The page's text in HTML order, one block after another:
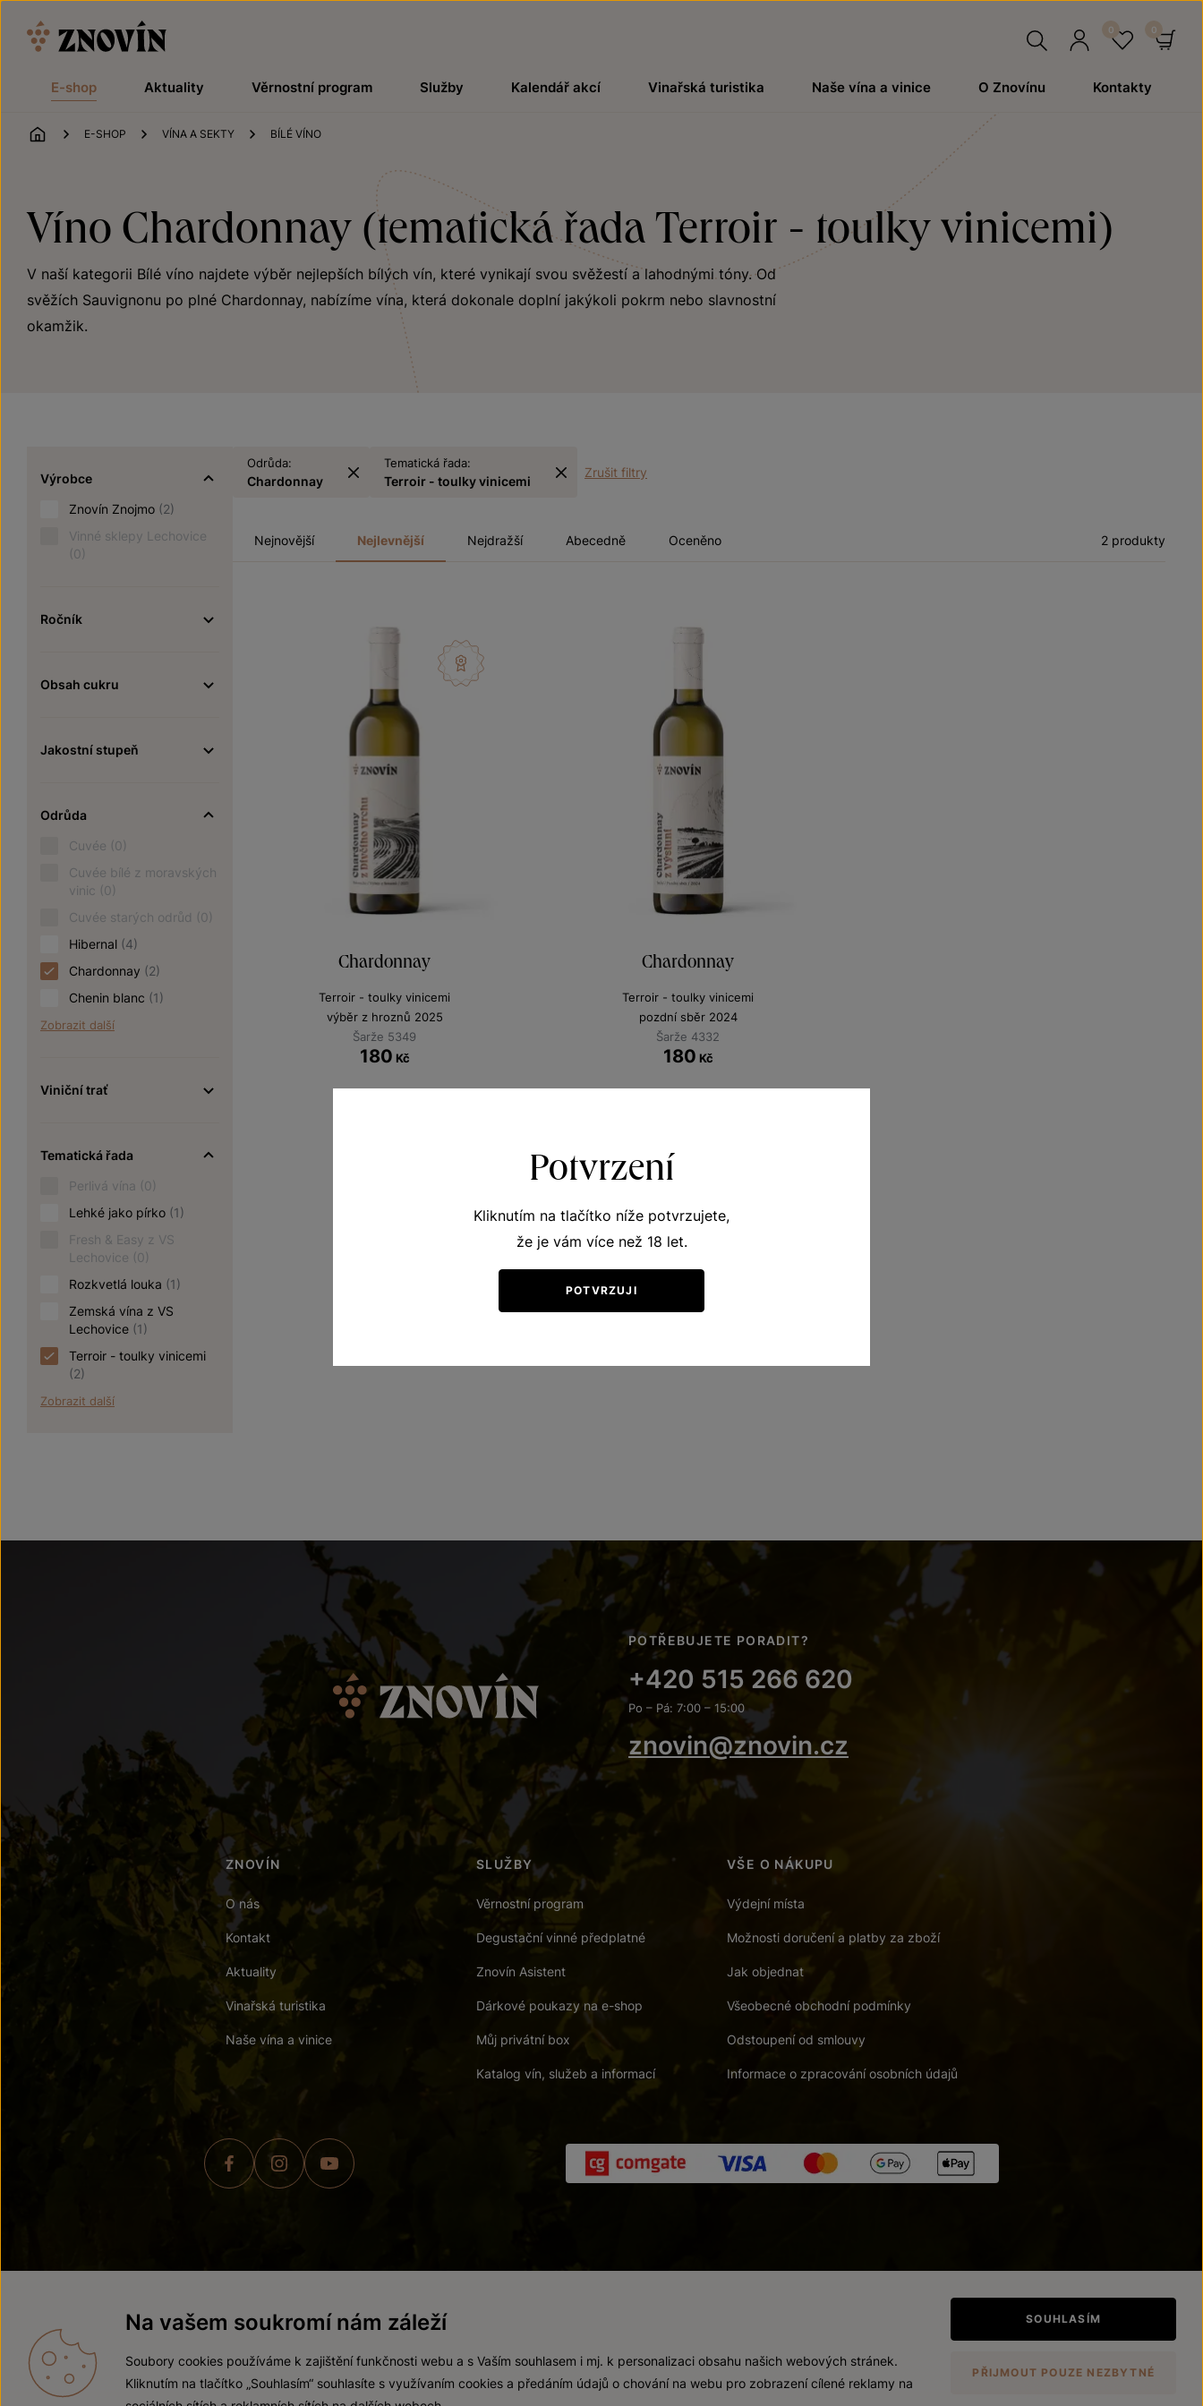
E-shop Aktuality Věrnostní program Služby Kalendář akcí Vinařská turistika Naše vína a vinice O Znovínu Kontakty
ÚVOD
E-SHOP VÍNA A SEKTY BÍLÉ VÍNO
Víno Chardonnay (tematická řada Terroir - toulky vinicemi)
V naší kategorii Bílé víno najdete výběr nejlepších bílých vín, které vynikají svou svěžestí a lahodnými tóny. Od
svěžích Sauvignonu po plné Chardonnay, nabízíme vína, která dokonale doplní jakýkoli pokrm nebo slavnostní
okamžik.
Výrobce
Znovín Znojmo (2)
Vinné sklepy Lechovice
(0)
Ročník
Obsah cukru
Jakostní stupeň
Odrůda
Cuvée (0)
Cuvée bílé z moravských
vinic (0)
Cuvée starých odrůd (0)
Hibernal (4)
Chardonnay (2)
Chenin blanc (1)
Zobrazit další
Viniční trať
Tematická řada
Perlivá vína (0)
Lehké jako pírko (1)
Fresh & Easy z VS
Lechovice (0)
Rozkvetlá louka (1)
Zemská vína z VS
Lechovice (1)
Terroir - toulky vinicemi
(2)
Zobrazit další
Odrůda:
Chardonnay
Tematická řada:
Terroir - toulky vinicemi
Zrušit filtry
Nejnovější Nejlevnější Nejdražší Abecedně Oceněno 2 produkty
Chardonnay
Terroir - toulky vinicemi
výběr z hroznů 2025
Šarže 5349
180 Kč
Chardonnay
Terroir - toulky vinicemi
pozdní sběr 2024
Šarže 4332
180 Kč
POTŘEBUJETE PORADIT?
+420 515 266 620
Po – Pá: 7:00 – 15:00
znovin@znovin.cz
ZNOVÍN
O nás
Kontakt
Aktuality
Vinařská turistika
Naše vína a vinice
SLUŽBY
Věrnostní program
Degustační vinné předplatné
Znovín Asistent
Dárkové poukazy na e-shop
Můj privátní box
Katalog vín, služeb a informací
VŠE O NÁKUPU
Výdejní místa
Možnosti doručení a platby za zboží
Jak objednat
Všeobecné obchodní podmínky
Odstoupení od smlouvy
Informace o zpracování osobních údajů
Zákaz prodeje alkoholických nápojů osobám mladším 18 let.
Vytvořil webProgress
Potvrzení
Kliknutím na tlačítko níže potvrzujete,
že je vám více než 18 let.
POTVRZUJI
Na vašem soukromí nám záleží
Soubory cookies používáme k zajištění funkčnosti webu a s Vaším souhlasem i mj. k personalizaci obsahu našich webových stránek.
Kliknutím na tlačítko „Souhlasím“ souhlasíte s využívaním cookies a předáním údajů o chování na webu pro zobrazení cílené reklamy na
SOUHLASÍM
PŘIJMOUT POUZE NEZBYTNÉ